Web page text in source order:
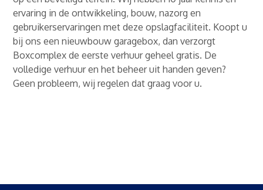
ervaring in de ontwikkeling, bouw, nazorg en
gebruikerservaringen met deze opslagfaciliteit. Koopt u
bij ons een nieuwbouw garagebox, dan verzorgt
Boxcomplex de eerste verhuur geheel gratis. De
volledige verhuur en het beheer uit handen geven?
Geen probleem, wij regelen dat graag voor u.